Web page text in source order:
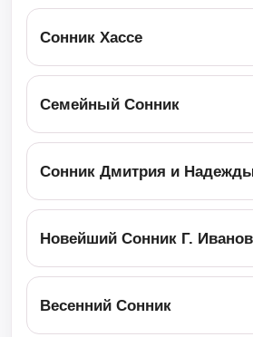
Сонник Хассе
Семейный Сонник
Сонник Дмитрия и
Новейший Сонник Г.
Весенний Сонник